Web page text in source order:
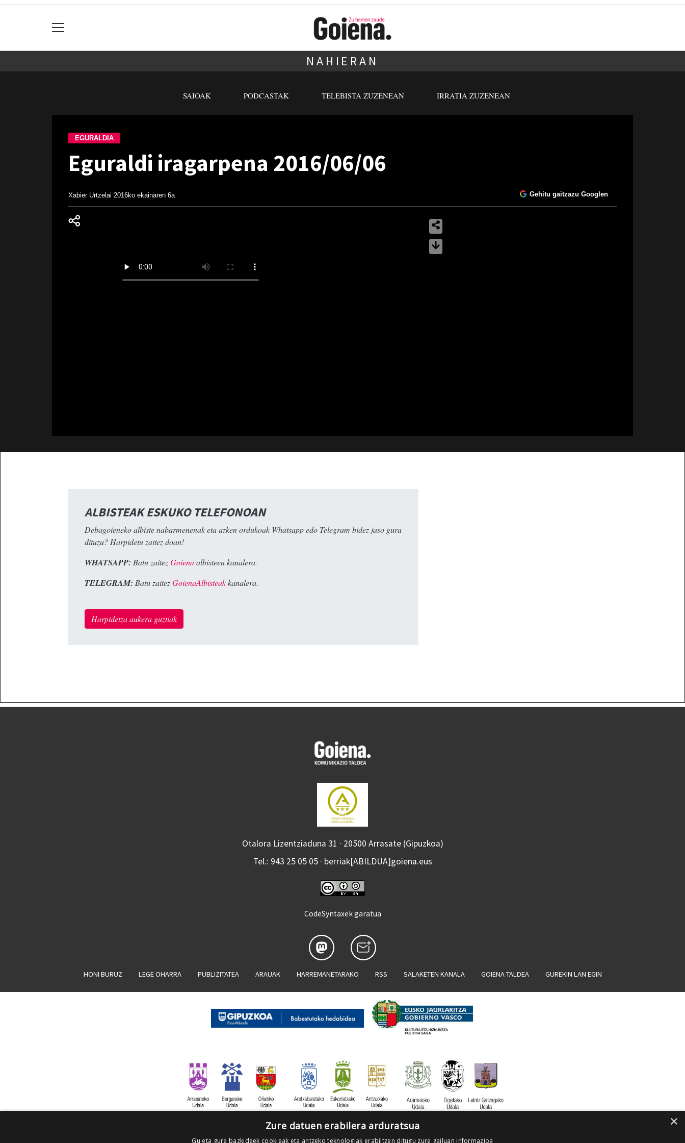
NAHIERAN
SAIOAK PODCASTAK TELEBISTA ZUZENEAN IRRATIA ZUZENEAN
EGURALDIA
Eguraldi iragarpena 2016/06/06
Xabier Urtzelai 2016ko ekainaren 6a Gehitu gaitzazu Googlen
ALBISTEAK ESKUKO TELEFONOAN
Debagoieneko albiste nabarmenenak eta azken ordukoak Whatsapp edo Telegram bidez jaso gura
dituzu? Harpidetu zaitez doan!
WHATSAPP: Batu zaitezGoienaalbisteen kanalera.
TELEGRAM: Batu zaitezGoienaAlbisteakkanalera.
Harpidetza aukera guztiak
Otalora Lizentziaduna 31 · 20500 Arrasate (Gipuzkoa)
Tel.: 943 25 05 05 · berriak[ABILDUA]goiena.eus
CodeSyntaxek garatua
HONI BURUZ LEGE OHARRA PUBLIZITATEA ARAUAK HARREMANETARAKO RSS SALAKETEN KANALA GOIENA TALDEA GUREKIN LAN EGIN
×
Zure datuen erabilera arduratsua
Gu eta gure bazkideek cookieak eta antzeko teknologiak erabiltzen ditugu zure gailuan informazioa